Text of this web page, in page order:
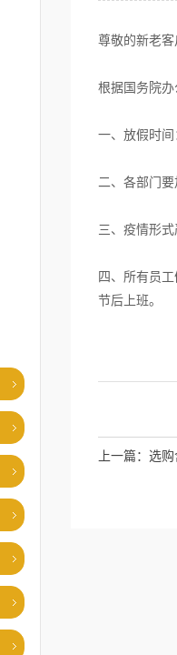
尊敬的新老客
根据国务院
一、放假时间
二、各部门
三、疫情形
四、所有员
节后上班。
上一篇： 选购